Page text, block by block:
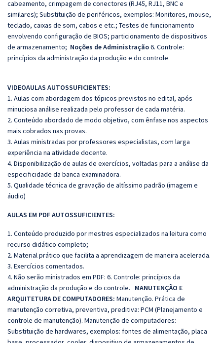
cabeamento, crimpagem de conectores (RJ45, RJ11, BNC e
similares); Substituição de periféricos, exemplos: Monitores, mouse,
teclado, caixas de som, cabos e etc.; Testes de funcionamento
envolvendo configuração de BIOS; particionamento de dispositivos
de armazenamento; Noções de Administração6. Controle:
princípios da administração da produção e do controle
VIDEOAULAS AUTOSSUFICIENTES:
1. Aulas com abordagem dos tópicos previstos no edital, após
minuciosa análise realizada pelo professor de cada matéria.
2. Conteúdo abordado de modo objetivo, com ênfase nos aspectos
mais cobrados nas provas.
3. Aulas ministradas por professores especialistas, com larga
experiência na atividade docente.
4. Disponibilização de aulas de exercícios, voltadas para a análise da
especificidade da banca examinadora.
5. Qualidade técnica de gravação de altíssimo padrão (imagem e
áudio)
AULAS EM PDF AUTOSSUFICIENTES:
1. Conteúdo produzido por mestres especializados na leitura como
recurso didático completo;
2. Material prático que facilita a aprendizagem de maneira acelerada.
3. Exercícios comentados.
4. Não serão ministrados em PDF: 6. Controle: princípios da
administração da produção e do controle.
MANUTENÇÃO E
ARQUITETURA DE COMPUTADORES: Manutenção. Prática de
manutenção corretiva, preventiva, preditiva: PCM (Planejamento e
controle de manutenção). Manutenção de computadores:
Substituição de hardwares, exemplos: fontes de alimentação, placa